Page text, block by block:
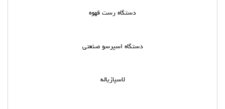
دستگاه رست قهوه
دستگاه اسپرسو صنعتی
لاسپازیاله